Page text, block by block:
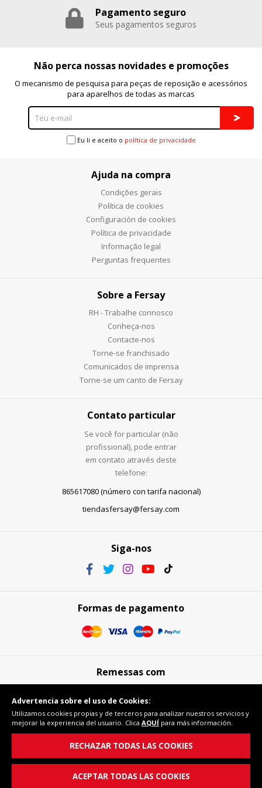
Pagamento seguro
Seus pagamentos seguros
Não perca nossas novidades e promoções
O mecanismo de pesquisa para peças de reposição e acessórios
para aparelhos de todas as marcas
Eu li e aceito o política de privacidade
Ajuda na compra
Condições gerais
Política de cookies
Configuración de cookies
Política de privacidade
Informação legal
Perguntas frequentes
Sobre a Fersay
RH - Trabalhe connosco
Conheça-nos
Contacte-nos
Torne-se franchisado
Comunicados de imprensa
Torne-se um canto de Fersay
Contato particular
Se você for particular (não
profissional), pode entrar
em contato através deste
telefone:
865617080 (número con tarifa nacional)
tiendasfersay@fersay.com
Siga-nos
Formas de pagamento
Remessas com
Compra segura
Advertencia sobre el uso de Cookies:
Utilizamos cookies propias y de terceros para analizar nuestros servicios y
mejorar la experiencia del usuario. Clica AQUÍ para más información.
RECHAZAR TODAS LAS COOKIES
ACEPTAR TODAS LAS COOKIES
Puedes volver a configurar tus cookies desde la sección
"Configuración de cookies" al pie de la página. También puedes
consultar nuestrapolítica de cookies